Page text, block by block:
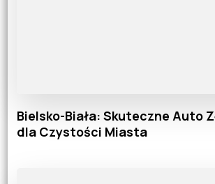
Bielsko-Biała: Skuteczne Auto
dla Czystości Miasta